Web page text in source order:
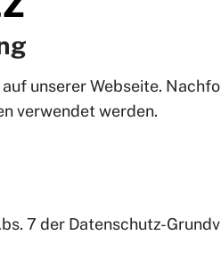
unserer Webseite.
verwendet werden.
7 der Datenschutz-